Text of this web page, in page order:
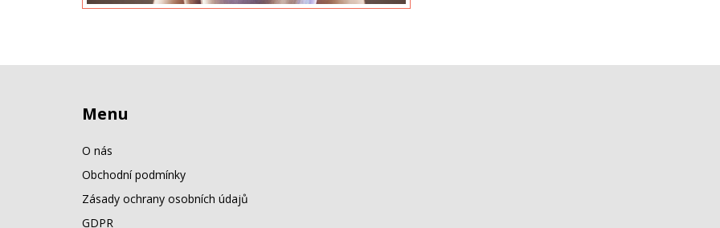
Menu
O nás
Obchodní podmínky
Zásady ochrany osobních údajů
GDPR